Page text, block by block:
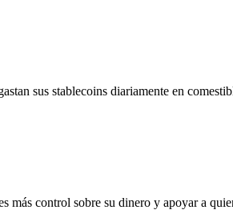
sus stablecoins diariamente en
más control sobre su dinero y apoyar a